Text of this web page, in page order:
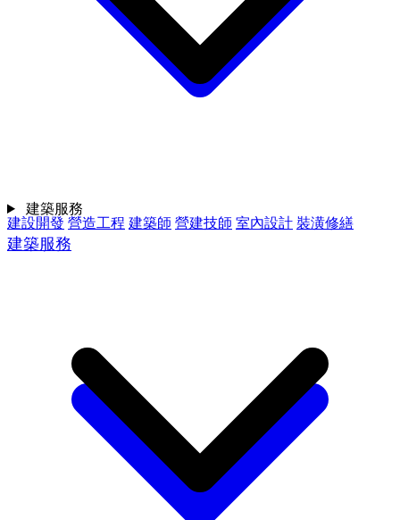
建設開發 營造工程 建築師 營建技師 室內設計 裝潢修繕
建築服務
建築服務